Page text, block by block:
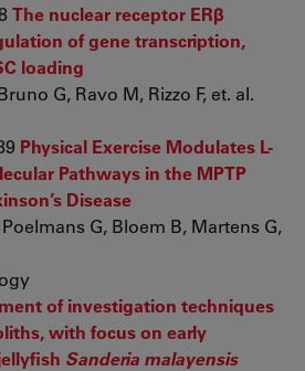
The nuclear receptor ERβ
of gene transcription,
loading
G, Ravo M, Rizzo F, et. al.
Physical Exercise Modulates L-
Pathways in the MPTP
Disease
G, Bloem B, Martens G,
of investigation techniques
with focus on early
Sanderia malayensis